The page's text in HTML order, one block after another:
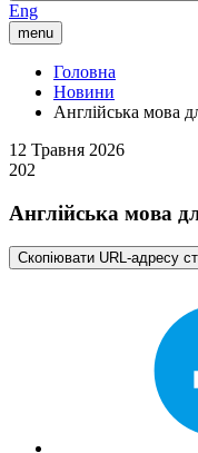
Eng
menu
Головна
Новини
Англійська мова
12 Травня 2026
202
Англійська мова
Скопіювати URL-адресу